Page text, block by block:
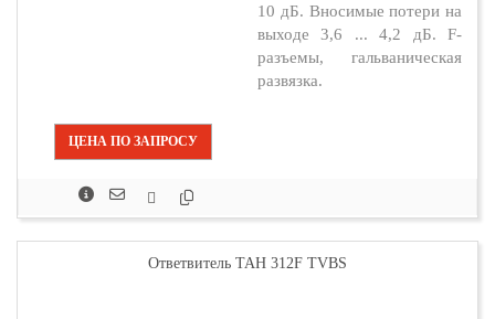
ЦЕНА ПО ЗАПРОСУ
10 дБ. Вносимые потери на
выходе 3,6 ... 4,2 дБ. F-
разъемы, гальваническая
развязка.
Ответвитель TAH 312F TVBS